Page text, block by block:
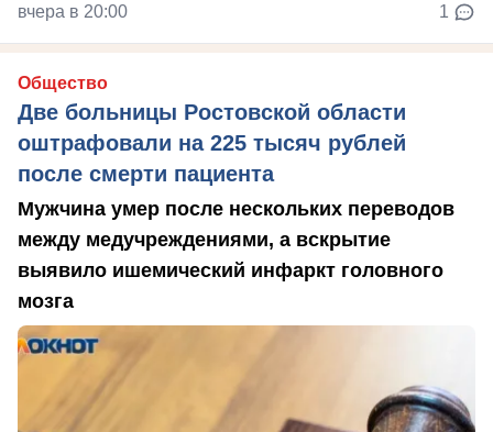
вчера в 20:00 1
Общество
Две больницы Ростовской области
оштрафовали на 225 тысяч рублей
после смерти пациента
Мужчина умер после нескольких переводов
между медучреждениями, а вскрытие
выявило ишемический инфаркт головного
мозга